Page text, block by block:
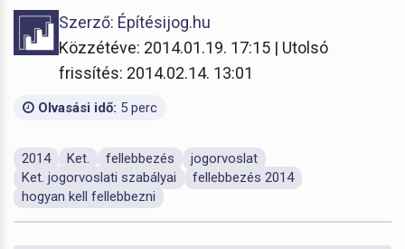
Szerző: Építésijog.hu
Közzétéve: 2014.01.19. 17:15 | Utolsó
frissítés: 2014.02.14. 13:01
Olvasási idő: 5 perc
2014 Ket. fellebbezés
jogorvoslat
Ket. jogorvoslati szabályai
fellebbezés 2014
hogyan kell fellebbezni